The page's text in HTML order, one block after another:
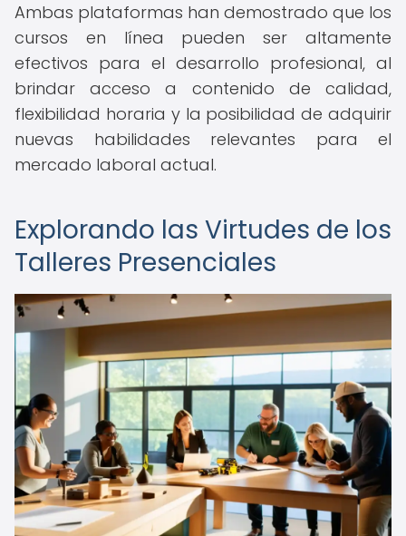
Ambas plataformas han demostrado que los
cursos en línea pueden ser altamente
efectivos para el desarrollo profesional, al
brindar acceso a contenido de calidad,
flexibilidad horaria y la posibilidad de adquirir
nuevas habilidades relevantes para el
mercado laboral actual.
Explorando las Virtudes de los
Talleres Presenciales